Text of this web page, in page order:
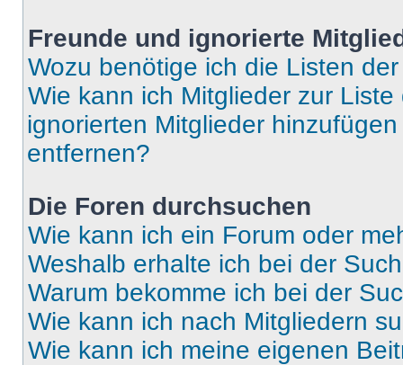
Freunde und ignorierte
Wozu benötige ich die Listen
Wie kann ich Mitglieder zur
ignorierten Mitglieder
entfernen?
Die Foren durchsuchen
Wie kann ich ein Forum oder
Weshalb erhalte ich bei der
Warum bekomme ich bei der
Wie kann ich nach Mitgliedern
Wie kann ich meine eigenen